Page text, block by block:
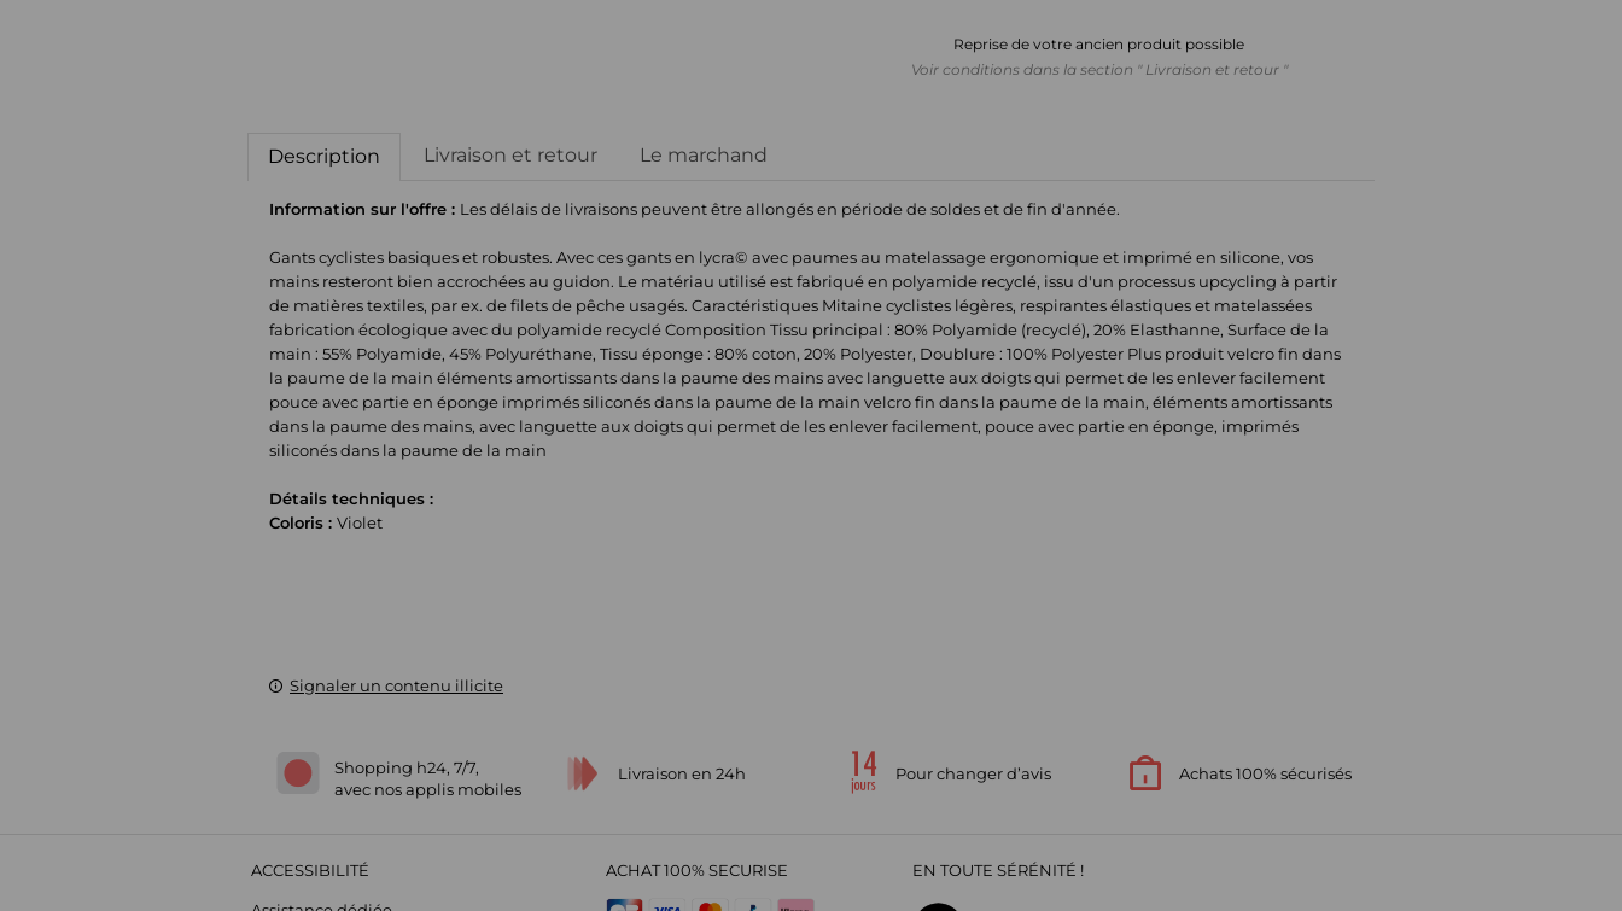
Reprise de votre ancien produit possible
Voir conditions dans la section " Livraison et retour "
Description Livraison et retour Le marchand
Information sur l'offre : Les délais de livraisons peuvent être allongés en période de soldes et de fin d'année.
Gants cyclistes basiques et robustes. Avec ces gants en lycra© avec paumes au matelassage ergonomique et imprimé en silicone, vos
mains resteront bien accrochées au guidon. Le matériau utilisé est fabriqué en polyamide recyclé, issu d'un processus upcycling à partir
de matières textiles, par ex. de filets de pêche usagés. Caractéristiques Mitaine cyclistes légères, respirantes élastiques et matelassées
fabrication écologique avec du polyamide recyclé Composition Tissu principal : 80% Polyamide (recyclé), 20% Elasthanne, Surface de la
main : 55% Polyamide, 45% Polyuréthane, Tissu éponge : 80% coton, 20% Polyester, Doublure : 100% Polyester Plus produit velcro fin dans
la paume de la main éléments amortissants dans la paume des mains avec languette aux doigts qui permet de les enlever facilement
pouce avec partie en éponge imprimés siliconés dans la paume de la main velcro fin dans la paume de la main, éléments amortissants
dans la paume des mains, avec languette aux doigts qui permet de les enlever facilement, pouce avec partie en éponge, imprimés
siliconés dans la paume de la main
Détails techniques :
Coloris :Violet
Signaler un contenu illicite
Shopping h24, 7/7,
avec nos applis mobiles
Livraison en 24h Pour changer d’avis Achats 100% sécurisés
ACCESSIBILITÉ ACHAT 100% SECURISE EN TOUTE SÉRÉNITÉ !